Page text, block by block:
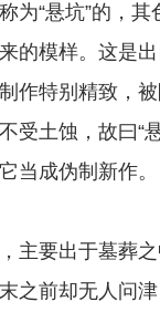
“悬坑”的，其
的模样。这是
作特别精致，
受土蚀，故曰“
当成伪制新作。
要出于墓葬之
之前却无人问